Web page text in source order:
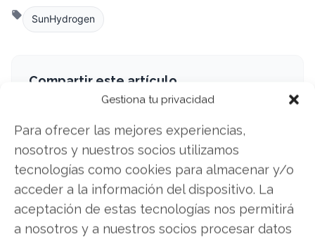
Gestiona tu privacidad
Para ofrecer las mejores experiencias,
nosotros y nuestros socios utilizamos
tecnologías como cookies para almacenar y/o
acceder a la información del dispositivo. La
aceptación de estas tecnologías nos permitirá
a nosotros y a nuestros socios procesar datos
SunHydrogen
Compartir este artículo
Facebook
LinkedIn
Copiar enlace